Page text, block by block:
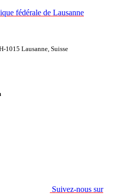
1015 Lausanne, Suisse
Suivez-nous sur